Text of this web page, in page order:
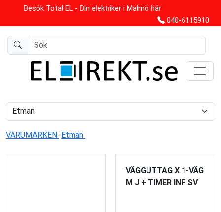
Besök Total EL - Din elektriker i Malmö här
040-6115910
VARUMÄRKEN Etman
VÄGGUTTAG X 1-VÄG
M J + TIMER INF SV